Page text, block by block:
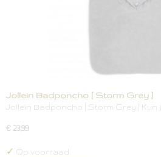
Jollein Badponcho [ Storm Grey ]
Jollein Badponcho [ Storm Grey ] Kun
€ 23,99
✓ Op voorraad